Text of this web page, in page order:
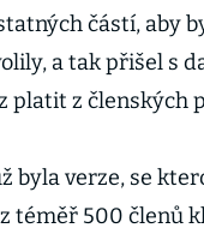
částí, aby
a tak přišel s
platit z členských
byla verze, se
téměř 500 členů